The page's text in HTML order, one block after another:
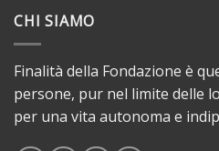
CHI SIAMO
Finalità della Fondazione è
persone, pur nel limite delle
per una vita autonoma e